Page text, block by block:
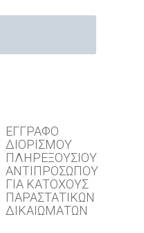
ΕΓΓΡΑΦΟ
ΔΙΟΡΙΣΜΟΥ
ΠΛΗΡΕΞΟΥΣΙΟΥ
ΑΝΤΙΠΡΟΣΩΠΟΥ
ΓΙΑ ΚΑΤΟΧΟΥΣ
ΠΑΡΑΣΤΑΤΙΚΩΝ
ΔΙΚΑΙΩΜΑΤΩΝ